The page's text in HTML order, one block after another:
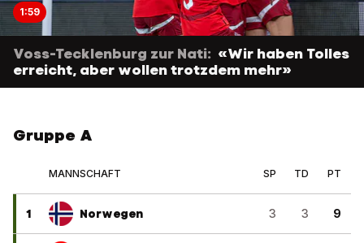
1:59
Voss-Tecklenburg zur Nati: «Wir haben Tolles
erreicht, aber wollen trotzdem mehr»
Gruppe A
MANNSCHAFT SP TD PT
1 Norwegen 3 3 9